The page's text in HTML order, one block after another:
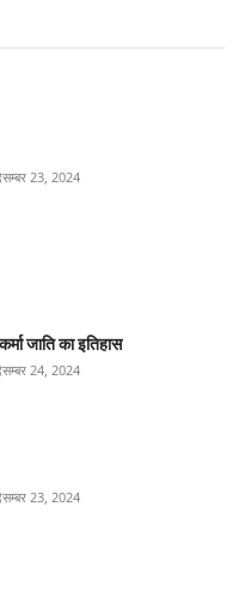
23, 2024
जाति का इतिहास
24, 2024
23, 2024